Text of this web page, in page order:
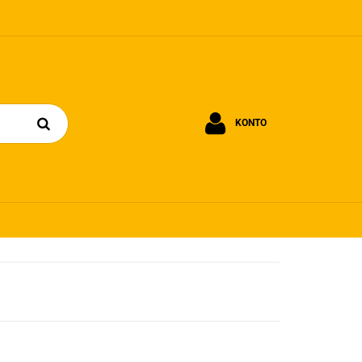
KONTO